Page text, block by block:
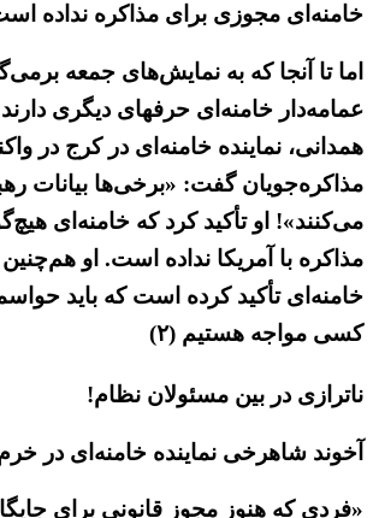
خامنه‌ای مجوزی برای مذاکره نداده
اما تا آنجا که به نمایش‌های جمعه
عمامه‌دار خامنه‌ای حرفهای دیگری
همدانی، نماینده خامنه‌ای در کرج در
مذاکره‌جویان گفت: «برخی‌ها بیانات
می‌کنند»! او تأکید کرد که خامنه‌ای
مذاکره با آمریکا نداده است. او
خامنه‌ای تأکید کرده است که باید
کسی مواجه هستیم (۲)
ناترازی در بین مسئولان نظام!
آخوند شاهرخی نماینده خامنه‌ای در
«فردی که هنوز مجوز قانونی برای